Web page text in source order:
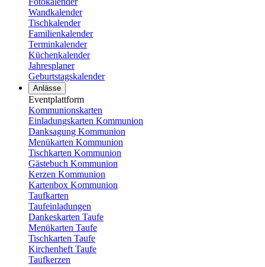
Wandkalender
Tischkalender
Familienkalender
Terminkalender
Küchenkalender
Jahresplaner
Geburtstagskalender
Anlässe
Eventplattform
Kommunionskarten
Einladungskarten Kommunion
Danksagung Kommunion
Menükarten Kommunion
Tischkarten Kommunion
Gästebuch Kommunion
Kerzen Kommunion
Kartenbox Kommunion
Taufkarten
Taufeinladungen
Dankeskarten Taufe
Menükarten Taufe
Tischkarten Taufe
Kirchenheft Taufe
Taufkerzen